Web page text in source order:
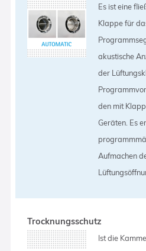
Es ist eine
Klappe für
akustische
der
den mit
Geräten. Es
Aufmachen
Trocknungsschutz
Ist die